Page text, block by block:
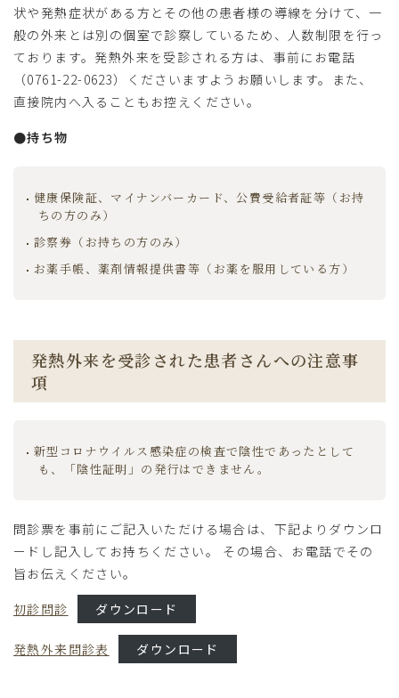
患者様へ
診療案内
地域連携室
レスパイト入院のご案内
在宅医療（訪問診療・往診）
オンライン診療につきまして
医療DX推進体制のお知らせ
地域包括ケア病棟（病床）
調剤薬局の皆様へ
採用情報
状や発熱症状がある方とその他の患者様の導線を分けて、一
般の外来とは別の個室で診察しているため、人数制限を行っ
ております。発熱外来を受診される方は、事前にお電話
（0761-22-0623）くださいますようお願いします。また、
直接院内へ入ることもお控えください。
●持ち物
健康保険証、マイナンバーカード、公費受給者証等（お持
ちの方のみ）
診察券（お持ちの方のみ）
お薬手帳、薬剤情報提供書等（お薬を服用している方）
発熱外来を受診された患者さんへの注意事
項
新型コロナウイルス感染症の検査で陰性であったとして
も、「陰性証明」の発行はできません。
問診票を事前にご記入いただける場合は、下記よりダウンロ
ードし記入してお持ちください。 その場合、お電話でその
旨お伝えください。
初診問診
ダウンロード
発熱外来問診表 ダウンロード